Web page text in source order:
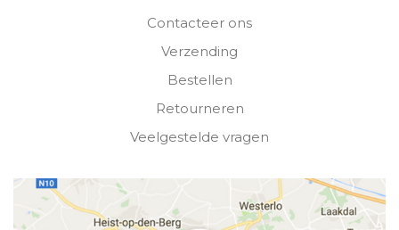
Contacteer ons
Verzending
Bestellen
Retourneren
Veelgestelde vragen